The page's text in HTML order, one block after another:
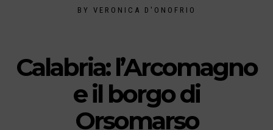
BY VERONICA D'ONOFRIO
Calabria: l’Arcomagno
e il borgo di
Orsomarso